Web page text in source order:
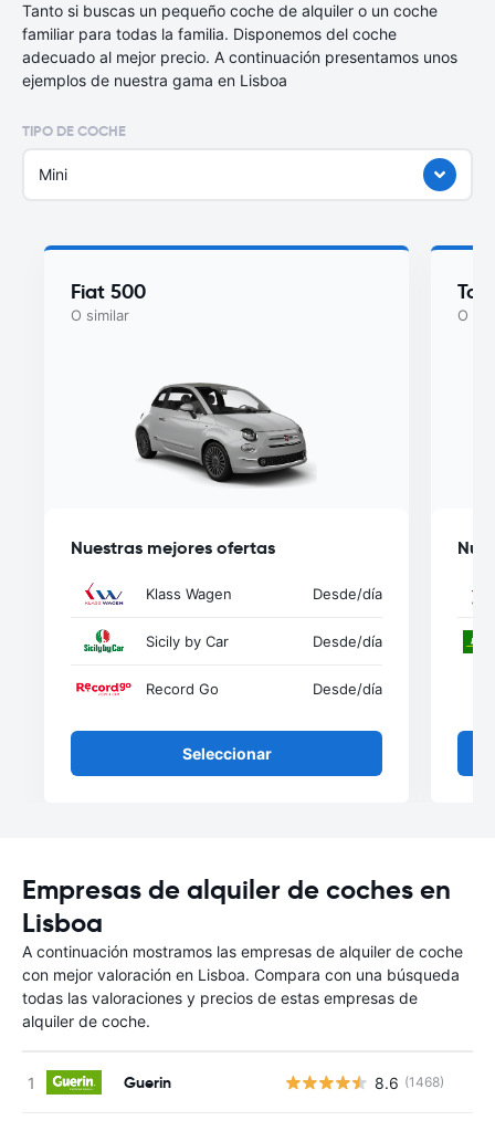
Tanto si buscas un pequeño coche de alquiler o un coche
familiar para todas la familia. Disponemos del coche
adecuado al mejor precio. A continuación presentamos unos
ejemplos de nuestra gama en Lisboa
TIPO DE COCHE
Mini
Fiat 500
O similar
Nuestras mejores ofertas
Klass Wagen Desde/día
Sicily by Car Desde/día
Record Go Desde/día
Seleccionar
O
Empresas de alquiler de coches en
Lisboa
A continuación mostramos las empresas de alquiler de coche
con mejor valoración en Lisboa. Compara con una búsqueda
todas las valoraciones y precios de estas empresas de
alquiler de coche.
Guerin 8.6 (1468)